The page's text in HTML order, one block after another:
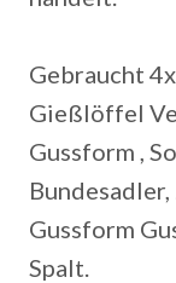
Gebraucht
Gießlöffel
Gussform ,
Gussform
Spalt.